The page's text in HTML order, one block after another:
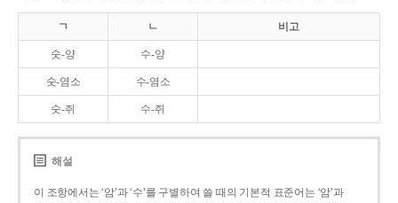
ㄱ ㄴ 비고
숫-양 수-양
숫-염소 수-염소
숫-쥐 수-쥐
해설
이 조항에서는 ‘암’과 ‘수’를 구별하여 쓸 때의 기본적 표준어는 ‘암’과